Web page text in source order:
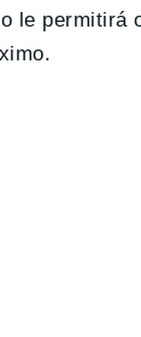
le permitirá